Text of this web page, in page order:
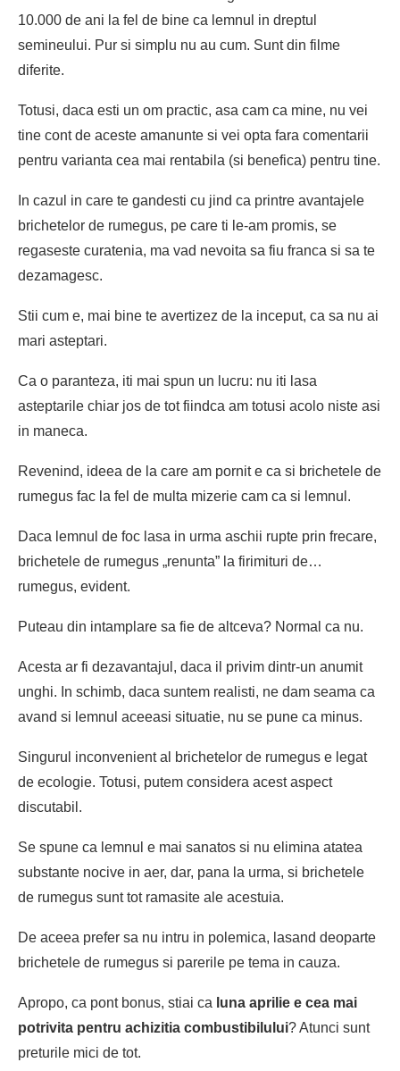
10.000 de ani la fel de bine ca lemnul in dreptul
semineului. Pur si simplu nu au cum. Sunt din filme
diferite.
Totusi, daca esti un om practic, asa cam ca mine, nu vei
tine cont de aceste amanunte si vei opta fara comentarii
pentru varianta cea mai rentabila (si benefica) pentru tine.
In cazul in care te gandesti cu jind ca printre avantajele
brichetelor de rumegus, pe care ti le-am promis, se
regaseste curatenia, ma vad nevoita sa fiu franca si sa te
dezamagesc.
Stii cum e, mai bine te avertizez de la inceput, ca sa nu ai
mari asteptari.
Ca o paranteza, iti mai spun un lucru: nu iti lasa
asteptarile chiar jos de tot fiindca am totusi acolo niste asi
in maneca.
Revenind, ideea de la care am pornit e ca si brichetele de
rumegus fac la fel de multa mizerie cam ca si lemnul.
Daca lemnul de foc lasa in urma aschii rupte prin frecare,
brichetele de rumegus „renunta” la firimituri de…
rumegus, evident.
Puteau din intamplare sa fie de altceva? Normal ca nu.
Acesta ar fi dezavantajul, daca il privim dintr-un anumit
unghi. In schimb, daca suntem realisti, ne dam seama ca
avand si lemnul aceeasi situatie, nu se pune ca minus.
Singurul inconvenient al brichetelor de rumegus e legat
de ecologie. Totusi, putem considera acest aspect
discutabil.
Se spune ca lemnul e mai sanatos si nu elimina atatea
substante nocive in aer, dar, pana la urma, si brichetele
de rumegus sunt tot ramasite ale acestuia.
De aceea prefer sa nu intru in polemica, lasand deoparte
brichetele de rumegus si parerile pe tema in cauza.
Apropo, ca pont bonus, stiai ca luna aprilie e cea mai
potrivita pentru achizitia combustibilului? Atunci sunt
preturile mici de tot.